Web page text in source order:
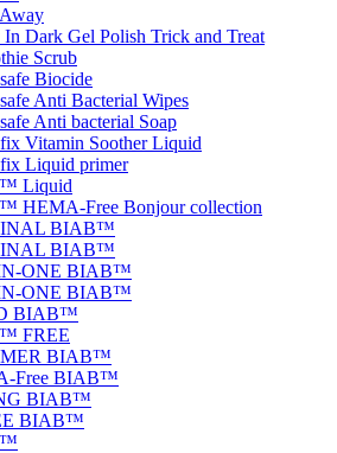
Dark Gel Polish Trick and Treat
Scrub
Biocide
Anti Bacterial Wipes
Anti bacterial Soap
Vitamin Soother Liquid
Liquid primer
Liquid
HEMA-Free Bonjour collection
BIAB™
BIAB™
ONE BIAB™
ONE BIAB™
BIAB™
FREE
BIAB™
Free BIAB™
BIAB™
BIAB™